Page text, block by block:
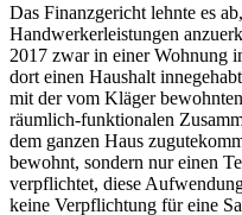
Das Finanzgericht lehnte es
Handwerkerleistungen
2017 zwar in einer Wohnung
dort einen Haushalt
mit der vom Kläger
räumlich-funktionalen
dem ganzen Haus
bewohnt, sondern nur einen
verpflichtet, diese
keine Verpflichtung für eine